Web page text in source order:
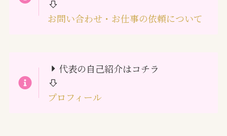
お問い合わせ・お仕事の依頼について
代表の自己紹介はコチラ
プロフィール